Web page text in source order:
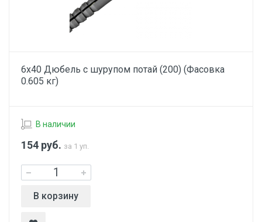
6х40 Дюбель с шурупом потай (200) (Фасовка
0.605 кг)
В наличии
154 руб. за 1 уп.
В корзину